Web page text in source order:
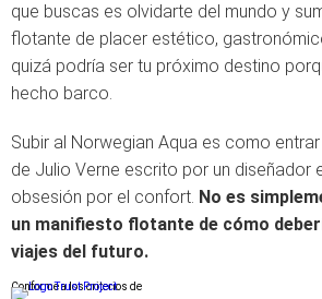
que buscas es olvidarte del mundo y
flotante de placer estético,
quizá podría ser tu próximo destino
hecho barco.
Subir al Norwegian Aqua es como
de Julio Verne escrito por un diseñador
obsesión por el confort. No es
un manifiesto flotante de cómo
viajes del futuro.
Conforme a los criterios de